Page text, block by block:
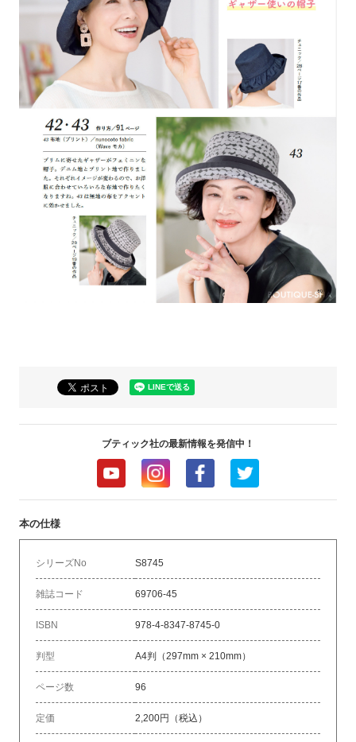
ブティック社の最新情報を発信中！
本の仕様
シリーズNo S8745
雑誌コード 69706-45
ISBN 978-4-8347-8745-0
判型 A4判（297mm × 210mm）
ページ数 96
定価 2,200円（税込）